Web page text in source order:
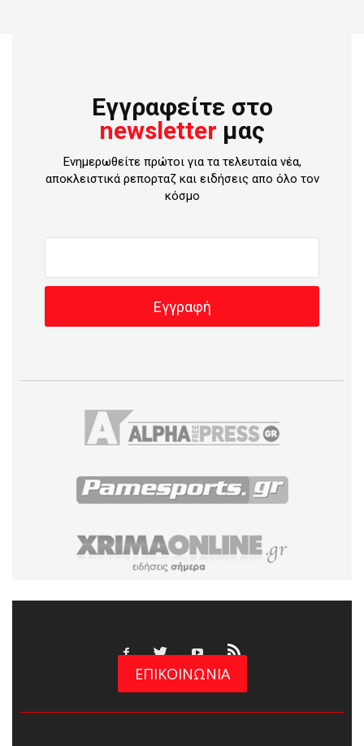
Εγγραφείτε στο
newsletter μας
Ενημερωθείτε πρώτοι για τα τελευταία νέα,
αποκλειστικά ρεπορταζ και ειδήσεις απο όλο τον
κόσμο
ΕΠΙΚΟΙΝΩΝΙΑ